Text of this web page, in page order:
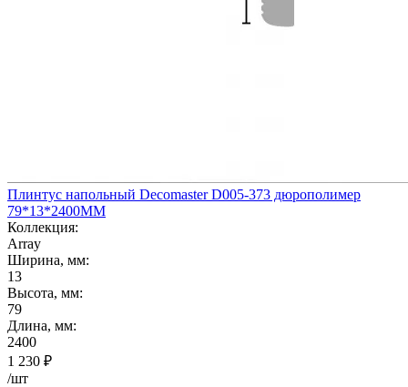
Плинтус напольный Decomaster D005-373 дюрополимер
79*13*2400ММ
Коллекция:
Array
Ширина, мм:
13
Высота, мм:
79
Длина, мм:
2400
1 230 ₽
/шт